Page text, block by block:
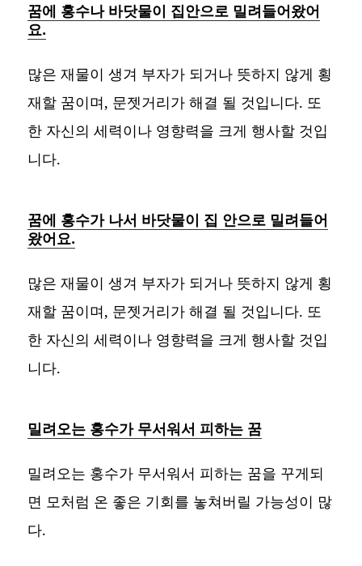
꿈에 홍수나 바닷물이 집안으로 밀려들어왔어
요.
많은 재물이 생겨 부자가 되거나 뜻하지 않게 횡
재할 꿈이며, 문젯거리가 해결 될 것입니다. 또
한 자신의 세력이나 영향력을 크게 행사할 것입
니다.
꿈에 홍수가 나서 바닷물이 집 안으로 밀려들어
왔어요.
많은 재물이 생겨 부자가 되거나 뜻하지 않게 횡
재할 꿈이며, 문젯거리가 해결 될 것입니다. 또
한 자신의 세력이나 영향력을 크게 행사할 것입
니다.
밀려오는 홍수가 무서워서 피하는 꿈
밀려오는 홍수가 무서워서 피하는 꿈을 꾸게되
면 모처럼 온 좋은 기회를 놓쳐버릴 가능성이 많
다.